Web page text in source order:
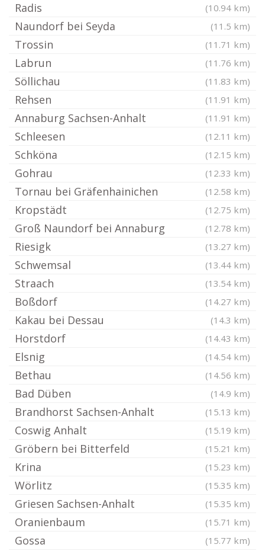
Radis (10.94 km)
Naundorf bei Seyda (11.5 km)
Trossin (11.71 km)
Labrun (11.76 km)
Söllichau (11.83 km)
Rehsen (11.91 km)
Annaburg Sachsen-Anhalt (11.91 km)
Schleesen (12.11 km)
Schköna (12.15 km)
Gohrau (12.33 km)
Tornau bei Gräfenhainichen (12.58 km)
Kropstädt (12.75 km)
Groß Naundorf bei Annaburg (12.78 km)
Riesigk (13.27 km)
Schwemsal (13.44 km)
Straach (13.54 km)
Boßdorf (14.27 km)
Kakau bei Dessau (14.3 km)
Horstdorf (14.43 km)
Elsnig (14.54 km)
Bethau (14.56 km)
Bad Düben (14.9 km)
Brandhorst Sachsen-Anhalt (15.13 km)
Coswig Anhalt (15.19 km)
Gröbern bei Bitterfeld (15.21 km)
Krina (15.23 km)
Wörlitz (15.35 km)
Griesen Sachsen-Anhalt (15.35 km)
Oranienbaum (15.71 km)
Gossa (15.77 km)